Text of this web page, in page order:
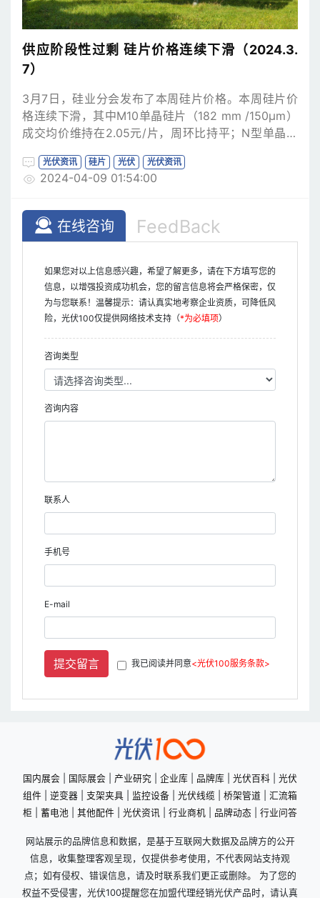
供应阶段性过剩 硅片价格连续下滑（2024.3.
7）
3月7日，硅业分会发布了本周硅片价格。本周硅片价
格连续下滑，其中M10单晶硅片（182 mm /150μm）
成交均价维持在2.05元/片，周环比持平；N型单晶硅
比下跌1.52%；G12单晶硅片（210 mm/150μm）成交
均价降至2.80元/片，周环比下跌3.11%。而本轮价格下
光伏资讯 硅片 光伏 光伏资讯
2024-04-09 01:54:00
在线咨询 FeedBack
如果您对以上信息感兴趣，希望了解更多，请在下方填写您的
信息，以增强投资成功机会，您的留言信息将会严格保密，仅
为与您联系！温馨提示：请认真实地考察企业资质，可降低风
险，光伏100仅提供网络技术支持（*为必填项）
咨询类型
咨询内容
联系人
手机号
E-mail
提交留言 我已阅读并同意<光伏100服务条款>
国内展会 国际展会 产业研究 企业库 品牌库 光伏百科
光伏
组件
逆变器 支架夹具 监控设备 光伏线缆 桥架管道
汇流箱
柜
蓄电池 其他配件 光伏资讯 行业商机 品牌动态 行业问答
网站展示的品牌信息和数据，是基于互联网大数据及品牌方的公开
信息，收集整理客观呈现，仅提供参考使用，不代表网站支持观
点；如有侵权、错误信息，请及时联系我们更正或删除。 为了您的
权益不受侵害，光伏100提醒您在加盟代理经销光伏产品时，请认真